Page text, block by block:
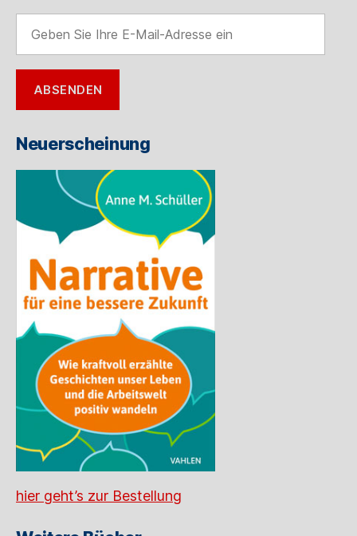
Sie
Ihre
E-
Mail-
Adresse
ABSENDEN
Neuerscheinung
hier geht’s zur Bestellung